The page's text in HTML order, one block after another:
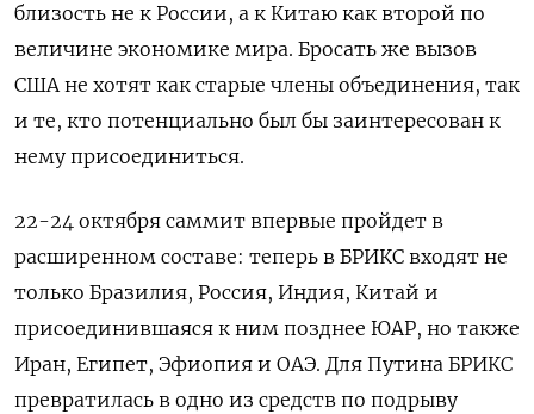
близость не к России, а к Китаю как второй по
величине экономике мира. Бросать же вызов
США не хотят как старые члены объединения, так
и те, кто потенциально был бы заинтересован к
нему присоединиться.
22-24 октября саммит впервые пройдет в
расширенном составе: теперь в БРИКС входят не
только Бразилия, Россия, Индия, Китай и
присоединившаяся к ним позднее ЮАР, но также
Иран, Египет, Эфиопия и ОАЭ. Для Путина БРИКС
превратилась в одно из средств по подрыву